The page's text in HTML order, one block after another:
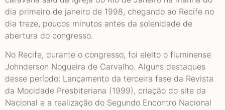
dia primeiro de janeiro de 1998, chegando ao Recife no
dia treze, poucos minutos antes da solenidade de
abertura do congresso.
No Recife, durante o congresso, foi eleito o fluminense
Johnderson Nogueira de Carvalho. Alguns destaques
desse período: Lançamento da terceira fase da Revista
da Mocidade Presbiteriana (1999), criação do site da
Nacional e a realização do Segundo Encontro Nacional